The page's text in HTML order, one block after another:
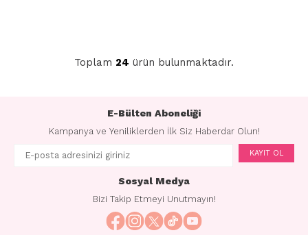
Toplam 24 ürün bulunmaktadır.
E-Bülten Aboneliği
Kampanya ve Yeniliklerden İlk Siz Haberdar Olun!
KAYIT OL
Sosyal Medya
Bizi Takip Etmeyi Unutmayın!